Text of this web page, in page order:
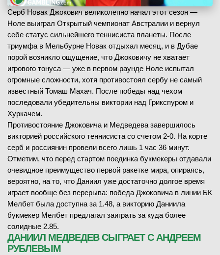
Серб Новак Джокович великолепно начал этот сезон —
Ноле выиграл Открытый чемпионат Австралии и вернул
себе статус сильнейшего теннисиста планеты. После
триумфа в Мельбурне Новак отдыхал месяц, и в Дубае
порой возникло ощущение, что Джоковичу не хватает
игрового тонуса — уже в первом раунде Ноле испытал
огромные сложности, хотя противостоял сербу не самый
известный Томаш Махач. После победы над чехом
последовали убедительны виктории над Грикспуром и
Хуркачем.
Противостояние Джоковича и Медведева завершилось
викторией российского теннисиста со счетом 2-0. На корте
серб и россиянин провели всего лишь 1 час 36 минут.
Отметим, что перед стартом поединка букмекеры отдавали
очевидное преимущество первой ракетке мира, опираясь,
вероятно, на то, что Даниил уже достаточно долгое время
играет вообще без перерыва: победа Джоковича в линии БК
Мелбет была доступна за 1.48, а викторию Даниила
букмекер Мелбет предлагал заиграть за куда более
солидные 2.85.
ДАНИИЛ МЕДВЕДЕВ СЫГРАЕТ С АНДРЕЕМ
РУБЛЕВЫМ